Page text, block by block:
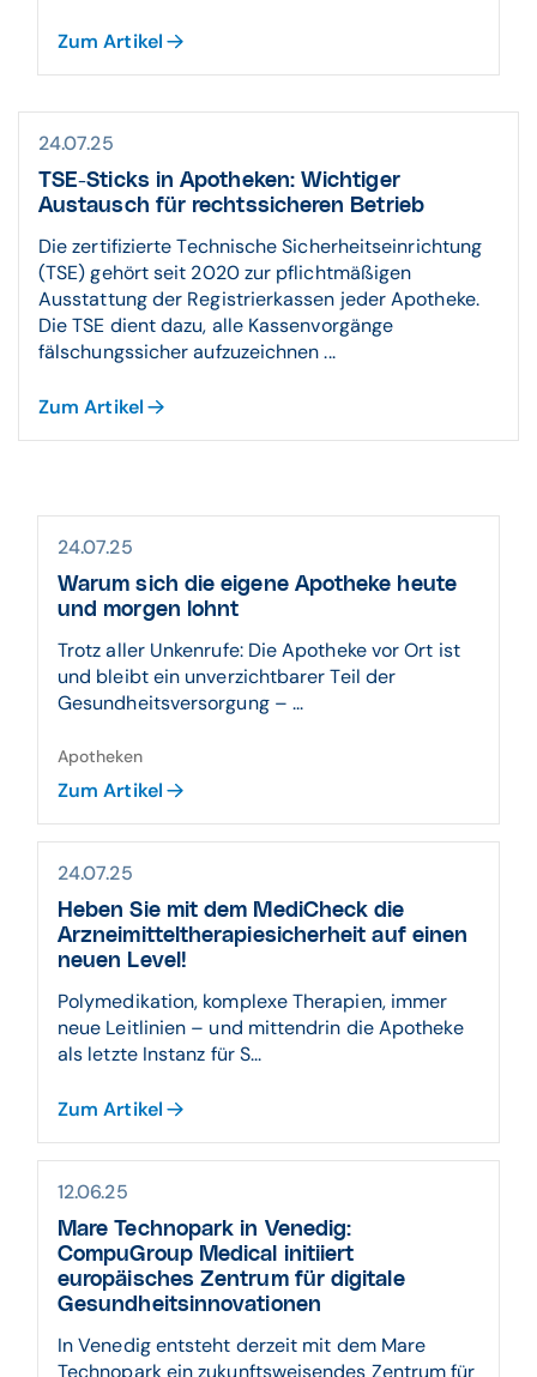
Zum Artikel
24.07.25
TSE-Sticks in Apotheken: Wichtiger
Austausch für rechtssicheren Betrieb
Die zertifizierte Technische Sicherheitseinrichtung
(TSE) gehört seit 2020 zur pflichtmäßigen
Ausstattung der Registrierkassen jeder Apotheke.
Die TSE dient dazu, alle Kassenvorgänge
fälschungssicher aufzuzeichnen ...
Zum Artikel
24.07.25
Warum sich die eigene Apotheke heute
und morgen lohnt
Trotz aller Unkenrufe: Die Apotheke vor Ort ist
und bleibt ein unverzichtbarer Teil der
Gesundheitsversorgung – ...
Apotheken
Zum Artikel
24.07.25
Heben Sie mit dem MediCheck die
Arzneimitteltherapiesicherheit auf einen
neuen Level!
Polymedikation, komplexe Therapien, immer
neue Leitlinien – und mittendrin die Apotheke
als letzte Instanz für S...
Zum Artikel
12.06.25
Mare Technopark in Venedig:
CompuGroup Medical initiiert
europäisches Zentrum für digitale
Gesundheitsinnovationen
In Venedig entsteht derzeit mit dem Mare
Technopark ein zukunftsweisendes Zentrum für